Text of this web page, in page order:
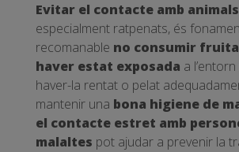
Evitar el contacte amb animals
especialment ratpenats, és
recomanable no consumir
haver estat exposada a
haver-la rentat o pelat
mantenir una bona higiene de
el contacte estret amb
malaltes pot ajudar a prevenir la